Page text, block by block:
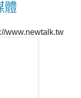
體
www.newtalk.tw